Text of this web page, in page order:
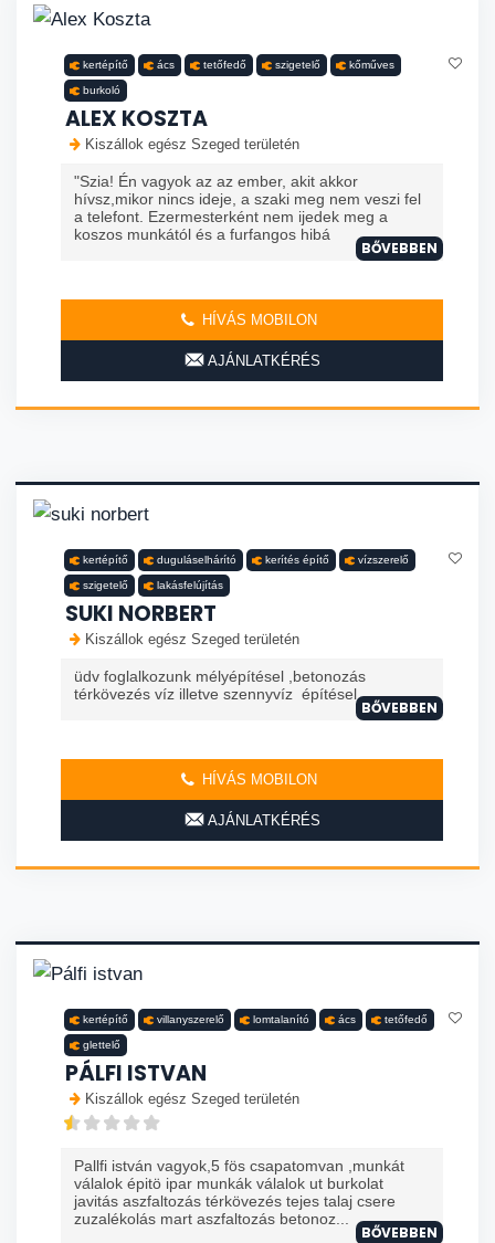
kertépítő ács tetőfedő szigetelő kőműves
burkoló
ALEX KOSZTA
Kiszállok egész Szeged területén
"Szia! Én vagyok az az ember, akit akkor
hívsz,mikor nincs ideje, a szaki meg nem veszi fel
a telefont. Ezermesterként nem ijedek meg a
koszos munkától és a furfangos hibá
BŐVEBBEN
HÍVÁS MOBILON
AJÁNLATKÉRÉS
kertépítő duguláselhárító kerítés építő vízszerelő
szigetelő lakásfelújítás
SUKI NORBERT
Kiszállok egész Szeged területén
üdv foglalkozunk mélyépítésel ,betonozás
térkövezés víz illetve szennyvíz építésel
BŐVEBBEN
HÍVÁS MOBILON
AJÁNLATKÉRÉS
kertépítő villanyszerelő lomtalanító ács tetőfedő
glettelő
PÁLFI ISTVAN
Kiszállok egész Szeged területén
Pallfi istván vagyok,5 fös csapatomvan ,munkát
válalok épitö ipar munkák válalok ut burkolat
javitás aszfaltozás térkövezés tejes talaj csere
zuzalékolás mart aszfaltozás betonoz...
BŐVEBBEN